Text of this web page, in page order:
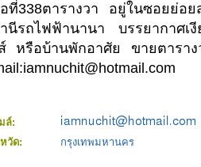
338ตารางวา อยู่ในซอยย่อย
ถไฟฟ้านานา บรรยากาศเงีย
ส์ หรือบ้านพักอาศัย ขายตารา
iamnuchit@hotmail.com
ล์:
วัด: กรุงเทพมหานคร